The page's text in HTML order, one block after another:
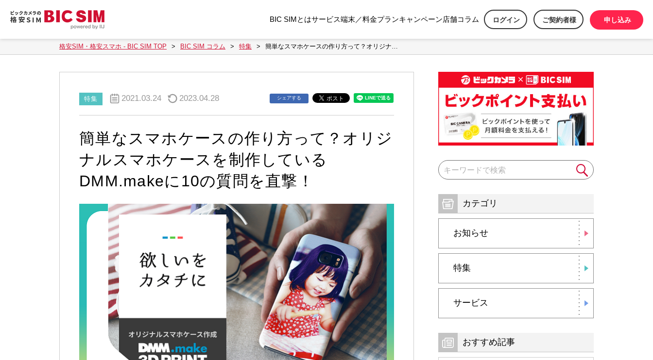
BIC SIMとはサービス端末／料金プランキャンペーン店舗コラム ログイン ご契約者様 申し込み
格安SIM・格安スマホ - BIC SIM TOP BIC SIM コラム 特集 簡単なスマホケースの作り方って？オリジナ…
シェアする
特集 2021.03.24 2023.04.28
簡単なスマホケースの作り方って？オリジ
ナルスマホケースを制作している
DMM.makeに10の質問を直撃！
カテゴリ
お知らせ
特集
サービス
おすすめ記事